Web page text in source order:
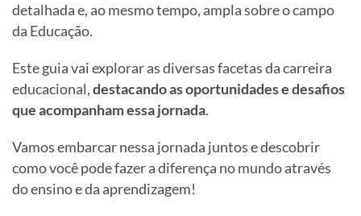
detalhada e, ao mesmo tempo, ampla sobre o campo
da Educação.
Este guia vai explorar as diversas facetas da carreira
educacional,destacando as oportunidades e desafios
que acompanham essa jornada.
Vamos embarcar nessa jornada juntos e descobrir
como você pode fazer a diferença no mundo através
do ensino e da aprendizagem!